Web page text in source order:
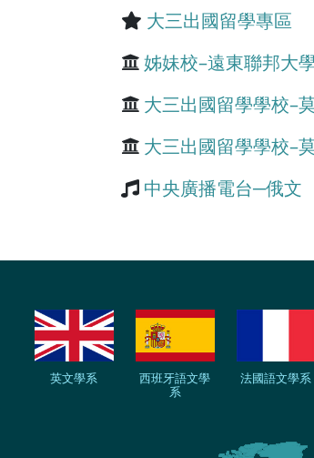
大三出國留學專區
姊妹校–遠東聯邦大
大三出國留學學校–
大三出國留學學校–
中央廣播電台─俄文
英文學系
西班牙語文學
系
法國語文學系